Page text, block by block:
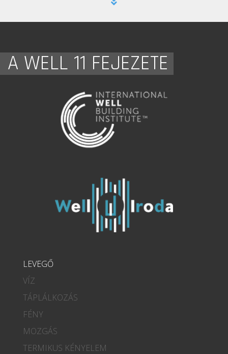
A WELL 11 FEJEZETE
LEVEGŐ
VÍZ
TÁPLÁLKOZÁS
FÉNY
MOZGÁS
TERMIKUS KÉNYELEM